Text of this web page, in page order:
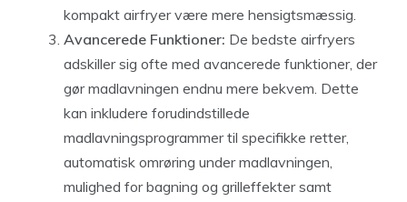
kompakt airfryer være mere hensigtsmæssig.
Avancerede Funktioner: De bedste airfryers
adskiller sig ofte med avancerede funktioner, der
gør madlavningen endnu mere bekvem. Dette
kan inkludere forudindstillede
madlavningsprogrammer til specifikke retter,
automatisk omrøring under madlavningen,
mulighed for bagning og grilleffekter samt